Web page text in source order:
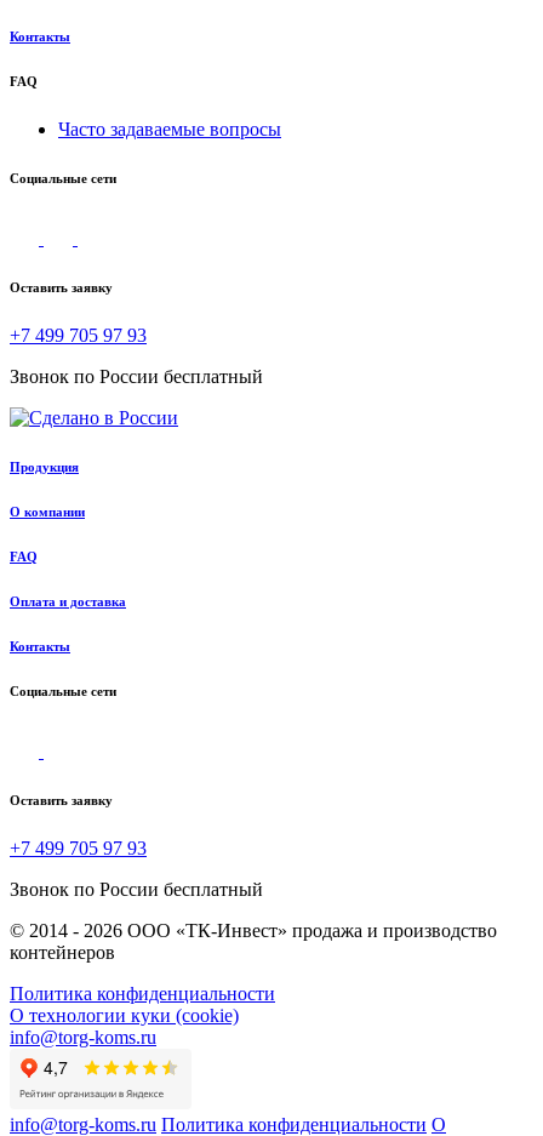
Контакты
FAQ
Часто задаваемые вопросы
Социальные сети
Оставить заявку
+7 499 705 97 93
Звонок по России бесплатный
Продукция
О компании
FAQ
Оплата и доставка
Контакты
Социальные сети
Оставить заявку
+7 499 705 97 93
Звонок по России бесплатный
© 2014 - 2026 ООО «ТК-Инвест» продажа и производство
контейнеров
Политика конфиденциальности
О технологии куки (cookie)
info@torg-koms.ru
info@torg-koms.ru Политика конфиденциальности О